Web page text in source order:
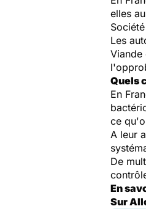
elles
Les
Viande
Quels
En
ce
A leur
De
En
Sur